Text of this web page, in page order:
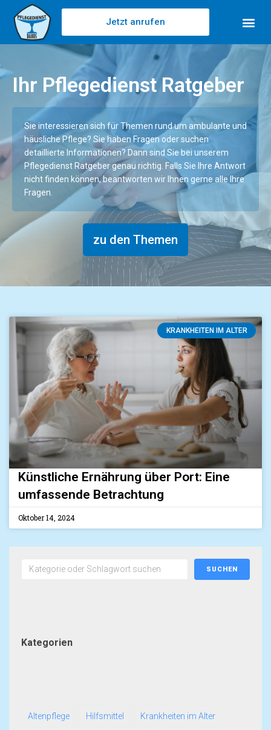
Jetzt anrufen
Ihr Pflegedienst Ratgeber
Sie interessieren sich für Themen rund um ambulante und
häusliche Pflege? Sie haben Fragen oder suchen
detaillierte Informationen? Dann sind Sie bei unserem
Pflegedienst Ratgeber genau richtig. Falls Sie Ihre Antwort
nicht finden können, beantworten wir Ihnen gerne alle Ihre
Fragen.
zu den Themen
KRANKHEITEN IM ALTER
Künstliche Ernährung über Port: Eine
umfassende Betrachtung
Oktober 14, 2024
SUCHEN
Kategorien
Altenpflege Hilfsmittel Krankheiten im Alter